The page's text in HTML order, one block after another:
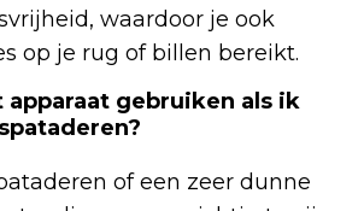
waardoor je ook
op je rug of billen bereikt.
apparaat gebruiken als ik
of een zeer dunne